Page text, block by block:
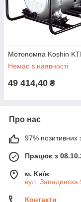
Мотопомпа Koshin
Немає в наявності
49 414,40 ₴
Про нас
97% позитивних з
Працює з
м. Київ
вул. Западинска
Контакти